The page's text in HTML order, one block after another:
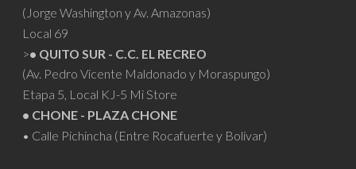
(Jorge Washington y Av. Amazonas)
Local 69
>• QUITO SUR - C.C. EL RECREO
(Av. Pedro Vicente Maldonado y Moraspungo)
Etapa 5, Local KJ-5 Mi Store
• CHONE - PLAZA CHONE
• Calle Pichincha (Entre Rocafuerte y Bolívar)